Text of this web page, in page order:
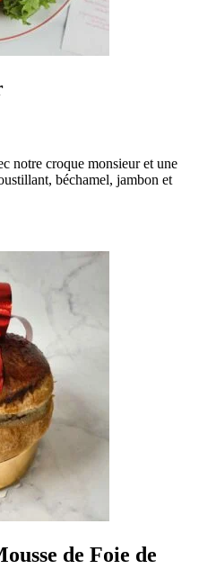
notre croque monsieur et une
béchamel, jambon et
de Foie de